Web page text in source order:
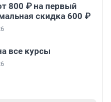
800 ₽ на первый
скидка 600 ₽
все курсы